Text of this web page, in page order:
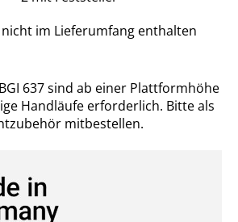
im Lieferumfang enthalten
637 sind ab einer Plattformhöhe
Handläufe erforderlich. Bitte als
mitbestellen.